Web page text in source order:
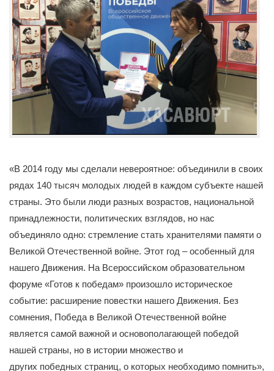
«В 2014 году мы сделали невероятное: объединили в своих
рядах 140 тысяч молодых людей в каждом субъекте нашей
страны. Это были люди разных возрастов, национальной
принадлежности, политических взглядов, но нас
объединяло одно: стремление стать хранителями памяти о
Великой Отечественной войне. Этот год – особенный для
нашего Движения. На Всероссийском образовательном
форуме «Готов к победам» произошло историческое
событие: расширение повестки нашего Движения. Без
сомнения, Победа в Великой Отечественной войне
является самой важной и основополагающей победой
нашей страны, но в истории множество и
других победных страниц, о которых необходимо помнить»,